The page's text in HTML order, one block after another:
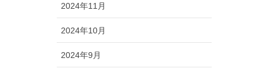
2024年11月
2024年10月
2024年9月